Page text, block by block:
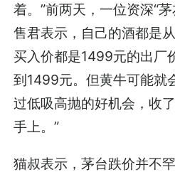
着。”前两天，一位资深“
售君表示，自己的酒都是
买入价都是1499元的出厂
到1499元。但黄牛可能就
过低吸高抛的好机会，收
手上。”
猫叔表示，茅台跌价并不